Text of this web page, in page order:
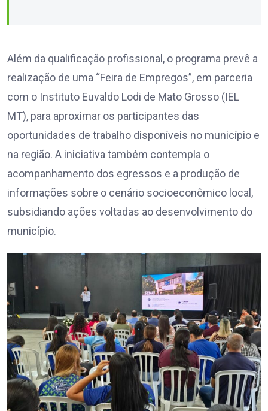
Além da qualificação profissional, o programa prevê a
realização de uma “Feira de Empregos”, em parceria
com o Instituto Euvaldo Lodi de Mato Grosso (IEL
MT), para aproximar os participantes das
oportunidades de trabalho disponíveis no município e
na região. A iniciativa também contempla o
acompanhamento dos egressos e a produção de
informações sobre o cenário socioeconômico local,
subsidiando ações voltadas ao desenvolvimento do
município.